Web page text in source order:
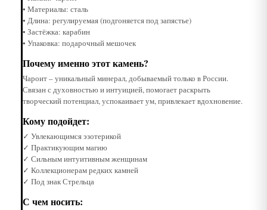
• Материалы: сталь
• Длина: регулируемая (подгоняется под запястье)
• Застёжка: карабин
• Упаковка: подарочный мешочек
Почему именно этот камень?
Чароит – уникальный минерал, добываемый только в России.
Связан с духовностью и интуицией, помогает раскрыть
творческий потенциал, успокаивает ум, привлекает вдохновение.
Кому подойдет:
✓ Увлекающимся эзотерикой
✓ Практикующим магию
✓ Сильным интуитивным женщинам
✓ Коллекционерам редких камней
✓ Под знак Стрельца
С чем носить: